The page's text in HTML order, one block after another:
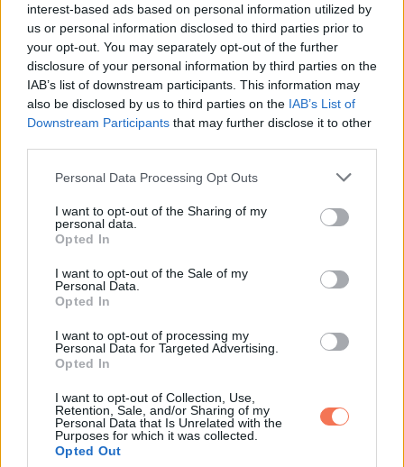
interest-based ads based on personal information utilized by
us or personal information disclosed to third parties prior to
your opt-out. You may separately opt-out of the further
disclosure of your personal information by third parties on the
IAB’s list of downstream participants. This information may
also be disclosed by us to third parties on the IAB’s List of
Downstream Participants that may further disclose it to other
Please note that this website/app uses one or more Google
not limited to your visit or usage behaviour. You may click to
grant or deny consent to Google and its third-party tags to
use your data for below specified purposes in below Google
consent section.
Personal Data Processing Opt Outs
I want to opt-out of the Sharing of my
personal data.
Opted In
I want to opt-out of the Sale of my
Personal Data.
Opted In
I want to opt-out of processing my
Personal Data for Targeted Advertising.
Opted In
I want to opt-out of Collection, Use,
Retention, Sale, and/or Sharing of my
Personal Data that Is Unrelated with the
Purposes for which it was collected.
Opted Out
„A fiam nem nagyon mesél nekem semmit” mondtam
őszintén.
„Tudom. És most már értem, miért” nézett Mateo felé, aki a
színpad közelében állt, és erőltetett nevetéssel beszélt az
A szavai fájtak, de közben rámutattak valamire. Clara nem
osztozott Mateo gőgjében.
„Isabel…” folytatta halkan. „Tudtad, hogy Mateo előléptetést
kért apámtól, cserébe azért, hogy ‘bizonyos családi
kötelezettségektől elszakadjon’?”
Elakadt a lélegzetem.
„Elszakadjon… tőlem?”
„Nem így fogalmazott, de… egyértelmű volt” mondta